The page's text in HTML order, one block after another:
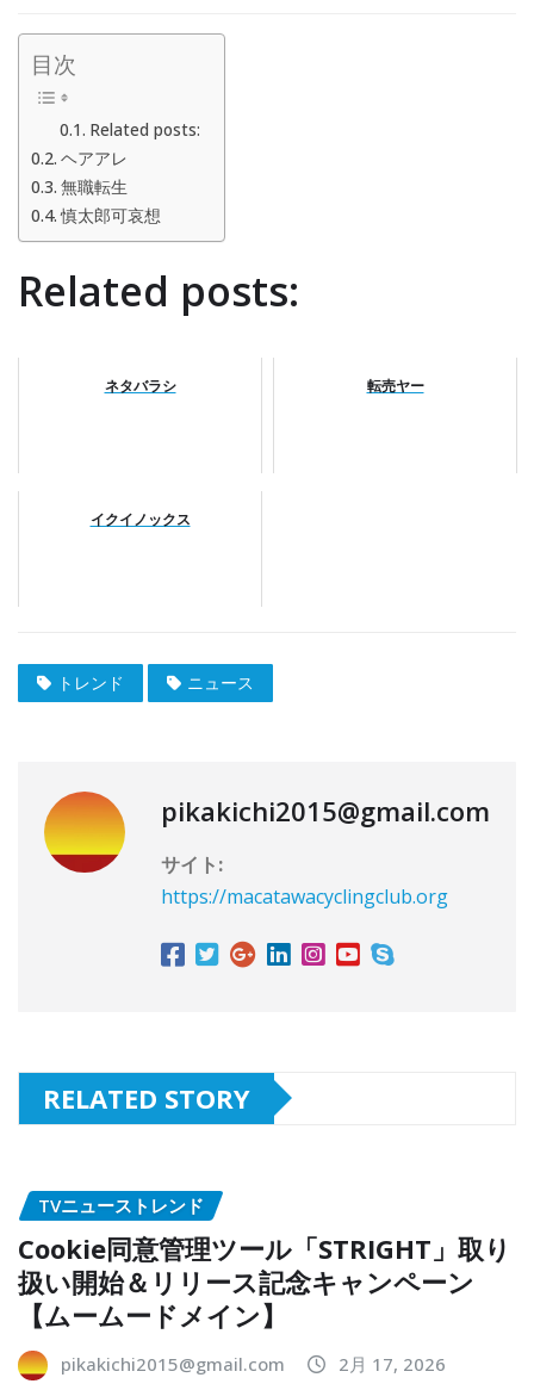
目次
Related posts:
ヘアアレ
無職転生
慎太郎可哀想
Related posts:
ネタバラシ 転売ヤー
イクイノックス
トレンド ニュース
pikakichi2015@gmail.com
サイト:
https://macatawacyclingclub.org
RELATED STORY
TVニューストレンド
Cookie同意管理ツール「STRIGHT」取り
扱い開始＆リリース記念キャンペーン
【ムームードメイン】
pikakichi2015@gmail.com 2月 17, 2026